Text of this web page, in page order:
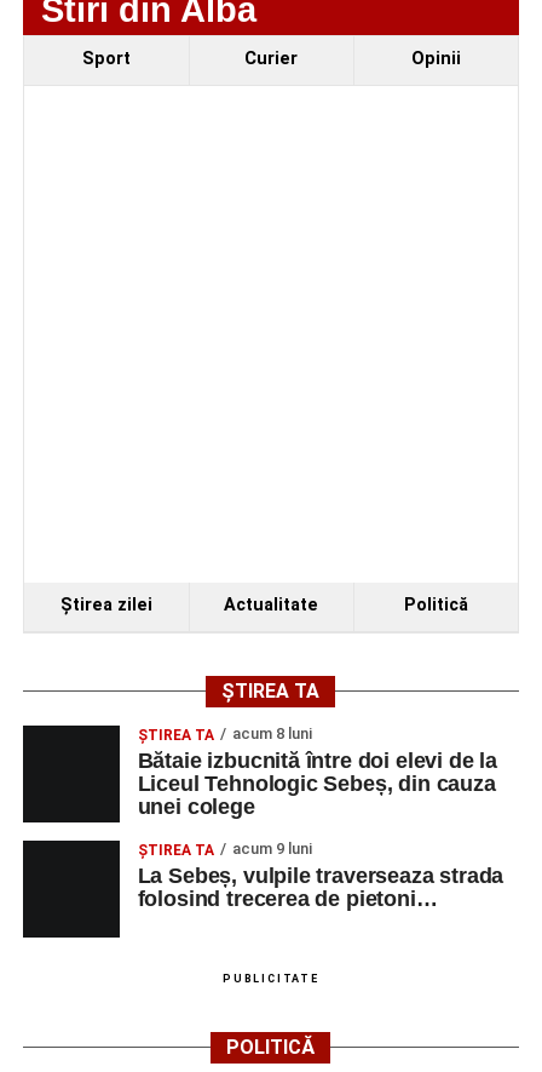
Urmărește-ne pe Google News
Stiri din Alba
Sport Curier Opinii
Ştirea zilei Actualitate Politică
ȘTIREA TA
ŞTIREA TA acum 8 luni
Bătaie izbucnită între doi elevi de la
Liceul Tehnologic Sebeș, din cauza
unei colege
ŞTIREA TA acum 9 luni
La Sebeș, vulpile traverseaza strada
folosind trecerea de pietoni…
PUBLICITATE
POLITICĂ